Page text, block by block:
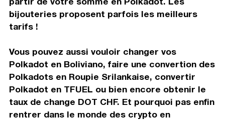
bijouteries proposent parfois les meilleurs
tarifs !
Vous pouvez aussi vouloir changer vos
Polkadot en Boliviano, faire une convertion des
Polkadots en Roupie Srilankaise, convertir
Polkadot en TFUEL ou bien encore obtenir le
taux de change DOT CHF. Et pourquoi pas enfin
rentrer dans le monde des crypto en